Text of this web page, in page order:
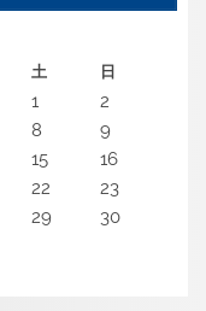
土 日
1
2
8
9
15
16
22
23
29
30